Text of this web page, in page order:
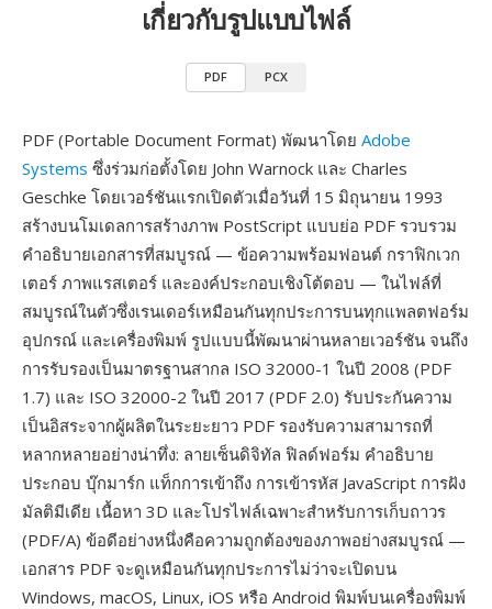
เกี่ยวกับรูปแบบไฟล์
PDF PCX
PDF (Portable Document Format) พัฒนาโดย Adobe
Systems ซึ่งร่วมก่อตั้งโดย John Warnock และ Charles
Geschke โดยเวอร์ชันแรกเปิดตัวเมื่อวันที่ 15 มิถุนายน 1993
สร้างบนโมเดลการสร้างภาพ PostScript แบบย่อ PDF รวบรวม
คำอธิบายเอกสารที่สมบูรณ์ — ข้อความพร้อมฟอนต์ กราฟิกเวก
เตอร์ ภาพแรสเตอร์ และองค์ประกอบเชิงโต้ตอบ — ในไฟล์ที่
สมบูรณ์ในตัวซึ่งเรนเดอร์เหมือนกันทุกประการบนทุกแพลตฟอร์ม
อุปกรณ์ และเครื่องพิมพ์ รูปแบบนี้พัฒนาผ่านหลายเวอร์ชัน จนถึง
การรับรองเป็นมาตรฐานสากล ISO 32000-1 ในปี 2008 (PDF
1.7) และ ISO 32000-2 ในปี 2017 (PDF 2.0) รับประกันความ
เป็นอิสระจากผู้ผลิตในระยะยาว PDF รองรับความสามารถที่
หลากหลายอย่างน่าทึ่ง: ลายเซ็นดิจิทัล ฟิลด์ฟอร์ม คำอธิบาย
ประกอบ บุ๊กมาร์ก แท็กการเข้าถึง การเข้ารหัส JavaScript การฝัง
มัลติมีเดีย เนื้อหา 3D และโปรไฟล์เฉพาะสำหรับการเก็บถาวร
(PDF/A) ข้อดีอย่างหนึ่งคือความถูกต้องของภาพอย่างสมบูรณ์ —
เอกสาร PDF จะดูเหมือนกันทุกประการไม่ว่าจะเปิดบน
Windows, macOS, Linux, iOS หรือ Android พิมพ์บนเครื่องพิมพ์